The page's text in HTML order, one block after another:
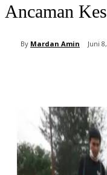
Ancaman
By Mardan Amin Juni